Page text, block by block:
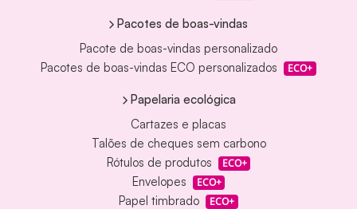
Pacotes de boas-vindas
Pacote de boas-vindas personalizado
Pacotes de boas-vindas ECO personalizados
ECO+
Papelaria ecológica
Cartazes e placas
Talões de cheques sem carbono
Rótulos de produtos
ECO+
Envelopes ECO+
Papel timbrado ECO+